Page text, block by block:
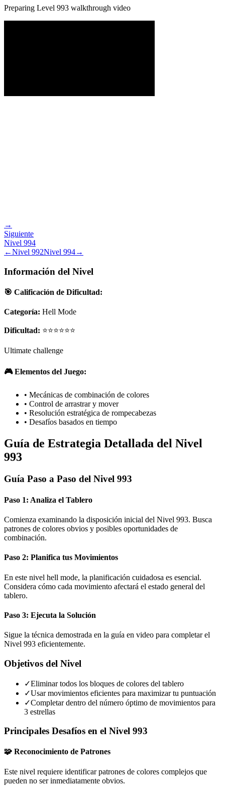
Preparing Level 993 walkthrough video
→
Siguiente
Nivel 994
←Nivel 992Nivel 994→
Información del Nivel
🎯 Calificación de Dificultad:
Categoría: Hell Mode
Dificultad: ⭐⭐⭐⭐⭐⭐
Ultimate challenge
🎮 Elementos del Juego:
• Mecánicas de combinación de colores
• Control de arrastrar y mover
• Resolución estratégica de rompecabezas
• Desafíos basados en tiempo
Guía de Estrategia Detallada del Nivel
993
Guía Paso a Paso del Nivel 993
Paso 1: Analiza el Tablero
Comienza examinando la disposición inicial del Nivel 993. Busca
patrones de colores obvios y posibles oportunidades de
combinación.
Paso 2: Planifica tus Movimientos
En este nivel hell mode, la planificación cuidadosa es esencial.
Considera cómo cada movimiento afectará el estado general del
tablero.
Paso 3: Ejecuta la Solución
Sigue la técnica demostrada en la guía en video para completar el
Nivel 993 eficientemente.
Objetivos del Nivel
✓Eliminar todos los bloques de colores del tablero
✓Usar movimientos eficientes para maximizar tu puntuación
✓Completar dentro del número óptimo de movimientos para
3 estrellas
Principales Desafíos en el Nivel 993
🧩 Reconocimiento de Patrones
Este nivel requiere identificar patrones de colores complejos que
pueden no ser inmediatamente obvios.